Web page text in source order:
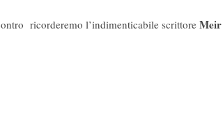
ricorderemo l’indimenticabile scrittore Meir